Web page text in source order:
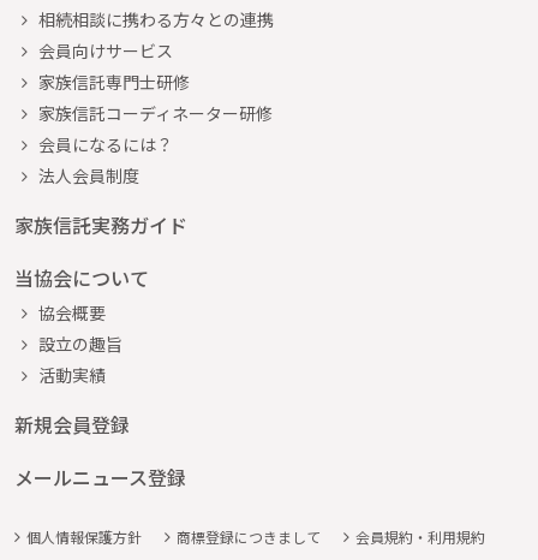
相続相談に携わる方々との連携
会員向けサービス
家族信託専門士研修
家族信託コーディネーター研修
会員になるには？
法人会員制度
家族信託実務ガイド
当協会について
協会概要
設立の趣旨
活動実績
新規会員登録
メールニュース登録
個人情報保護方針 商標登録につきまして 会員規約・利用規約